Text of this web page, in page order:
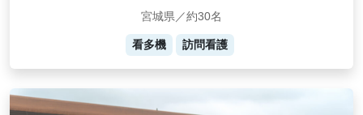
宮城県／約30名
看多機 訪問看護